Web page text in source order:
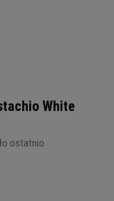
White
ostatnio